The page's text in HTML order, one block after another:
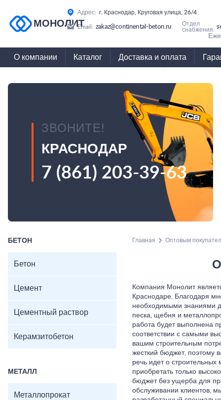
МОНОЛИТ
Адрес: г. Краснодар, Круговая улица, 26/4
Email: zakaz@continental-beton.ru
Отдел
снабжения:
О компании Каталог Доставка и оплата
ЗВОНИТЕ!
КРАСНОДАР
7 (861) 203-39-63
БЕТОН
Бетон
Цемент
Цементный раствор
Керамзитобетон
МЕТАЛЛ
Металлопрокат
Главная Оптовым
Компания Монолит
Краснодаре. Благодаря
необходимыми знаниями
песка, щебня и
работа будет выполнена
соответствии с самыми
вашим строительным
жесткий бюджет, поэтому
речь идет о
приобретать только
бюджет без ущерба для
обслуживании клиентов,